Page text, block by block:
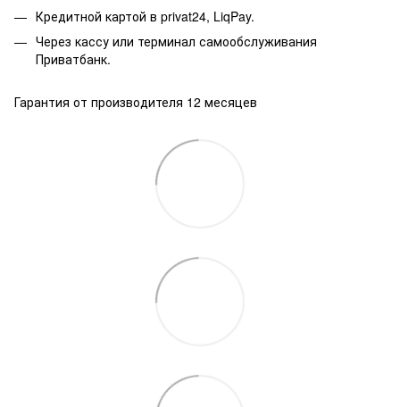
Кредитной картой в privat24, LiqPay.
Через кассу или терминал самообслуживания
Приватбанк.
Гарантия от производителя 12 месяцев